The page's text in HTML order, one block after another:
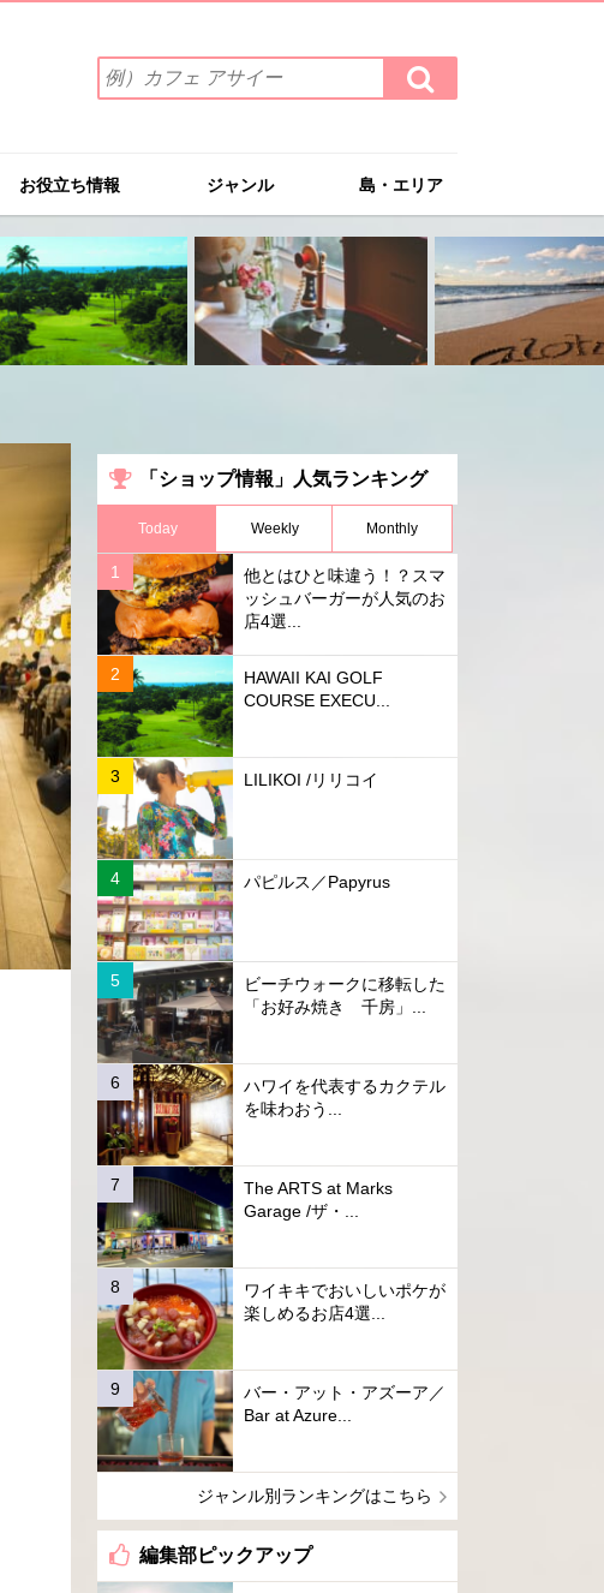
索
ワ
を
入
力
(例）
カ
フ
ェ
イ
ー
検
索
す
お役立ち情報 ジャンル 島・エリア
「ショップ情報」人気ランキング
Today Weekly Monthly
他とはひと味違う！？スマ
ッシュバーガーが人気のお
店4選...
HAWAII KAI GOLF
COURSE EXECU...
LILIKOI /リリコイ
パピルス／Papyrus
ビーチウォークに移転した
「お好み焼き 千房」...
ハワイを代表するカクテル
を味わおう...
The ARTS at Marks
Garage /ザ・...
ワイキキでおいしいポケが
楽しめるお店4選...
バー・アット・アズーア／
Bar at Azure...
ジャンル別ランキングはこちら
編集部ピックアップ